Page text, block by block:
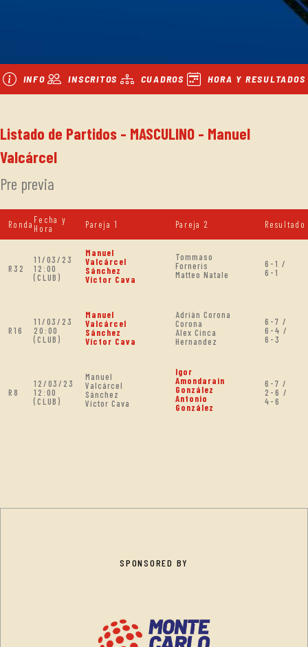
INFO INSCRITOS CUADROS HORA Y RESULTADOS
Listado de Partidos - MASCULINO - Manuel
Valcárcel
Pre previa
Ronda Fecha y
Hora
Pareja 1 Pareja 2 Resultado
R32
11/03/23
12:00
(CLUB)
Manuel
Valcárcel
Sánchez
Víctor Cava
Tommaso
Forneris
Matteo Natale
6-1 /
6-1
R16
11/03/23
20:00
(CLUB)
Manuel
Valcárcel
Sánchez
Víctor Cava
Adrián Corona
Corona
Alex Cinca
Hernandez
6-7 /
6-4 /
6-3
R8
12/03/23
12:00
(CLUB)
Manuel
Valcárcel
Sánchez
Víctor Cava
Igor
Amondarain
González
Antonio
González
6-7 /
2-6 /
4-6
SPONSORED BY